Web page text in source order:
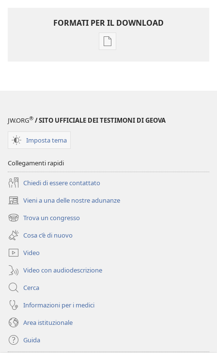
FORMATI PER IL DOWNLOAD
Opzioni
LA
JW.ORG® / SITO UFFICIALE DEI TESTIMONI DI GEOVA
Imposta tema
Collegamenti rapidi
Chiedi di essere contattato
Vieni a una delle nostre adunanze
(apre
una
nuova
finestra)
Trova un congresso
(apre
una
nuova
finestra)
Cosa c’è di nuovo
Video
Video con audiodescrizione
Cerca
Informazioni per i medici
Area istituzionale
Guida